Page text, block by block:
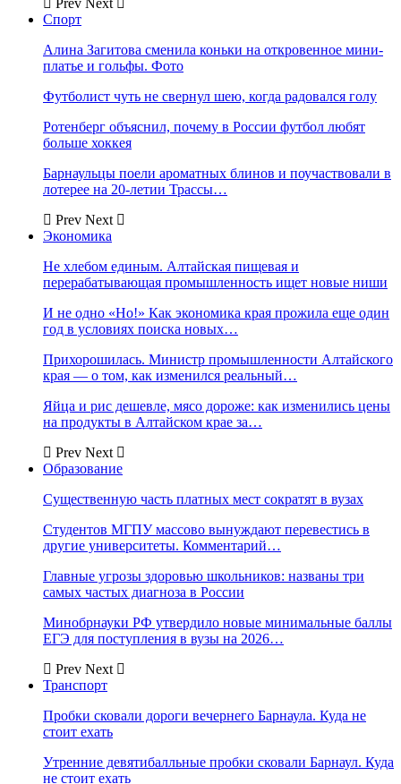
Prev Next
Спорт
Алина Загитова сменила коньки на откровенное мини-
платье и гольфы. Фото
Футболист чуть не свернул шею, когда радовался голу
Ротенберг объяснил, почему в России футбол любят
больше хоккея
Барнаульцы поели ароматных блинов и поучаствовали в
лотерее на 20-летии Трассы…
Prev Next
Экономика
Не хлебом единым. Алтайская пищевая и
перерабатывающая промышленность ищет новые ниши
И не одно «Но!» Как экономика края прожила еще один
год в условиях поиска новых…
Прихорошилась. Министр промышленности Алтайского
края — о том, как изменился реальный…
Яйца и рис дешевле, мясо дороже: как изменились цены
на продукты в Алтайском крае за…
Prev Next
Образование
Существенную часть платных мест сократят в вузах
Студентов МГПУ массово вынуждают перевестись в
другие университеты. Комментарий…
Главные угрозы здоровью школьников: названы три
самых частых диагноза в России
Минобрнауки РФ утвердило новые минимальные баллы
ЕГЭ для поступления в вузы на 2026…
Prev Next
Транспорт
Пробки сковали дороги вечернего Барнаула. Куда не
стоит ехать
Утренние девятибалльные пробки сковали Барнаул. Куда
не стоит ехать